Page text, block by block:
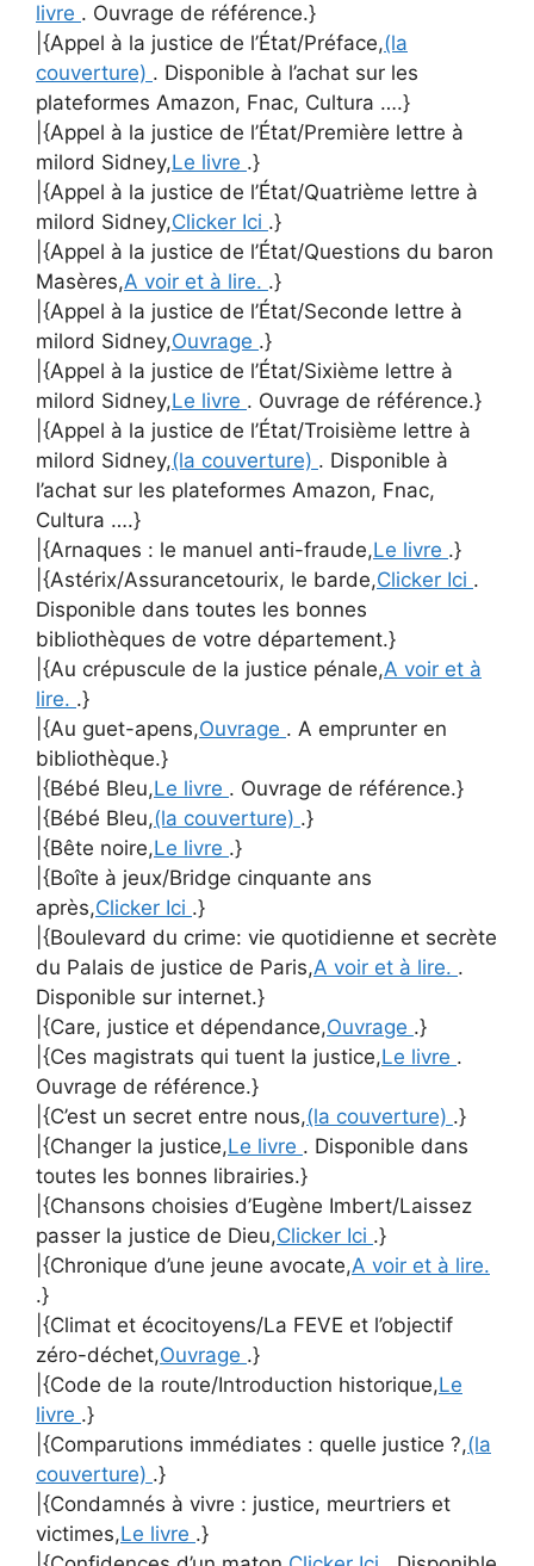
livre . Ouvrage de référence.}
|{Appel à la justice de l’État/Préface,(la
couverture) . Disponible à l’achat sur les
plateformes Amazon, Fnac, Cultura ….}
|{Appel à la justice de l’État/Première lettre à
milord Sidney,Le livre .}
|{Appel à la justice de l’État/Quatrième lettre à
milord Sidney,Clicker Ici .}
|{Appel à la justice de l’État/Questions du baron
Masères,A voir et à lire. .}
|{Appel à la justice de l’État/Seconde lettre à
milord Sidney,Ouvrage .}
|{Appel à la justice de l’État/Sixième lettre à
milord Sidney,Le livre . Ouvrage de référence.}
|{Appel à la justice de l’État/Troisième lettre à
milord Sidney,(la couverture) . Disponible à
l’achat sur les plateformes Amazon, Fnac,
Cultura ….}
|{Arnaques : le manuel anti-fraude,Le livre .}
|{Astérix/Assurancetourix, le barde,Clicker Ici .
Disponible dans toutes les bonnes
bibliothèques de votre département.}
|{Au crépuscule de la justice pénale,A voir et à
lire. .}
|{Au guet-apens,Ouvrage . A emprunter en
bibliothèque.}
|{Bébé Bleu,Le livre . Ouvrage de référence.}
|{Bébé Bleu,(la couverture) .}
|{Bête noire,Le livre .}
|{Boîte à jeux/Bridge cinquante ans
après,Clicker Ici .}
|{Boulevard du crime: vie quotidienne et secrète
du Palais de justice de Paris,A voir et à lire. .
Disponible sur internet.}
|{Care, justice et dépendance,Ouvrage .}
|{Ces magistrats qui tuent la justice,Le livre .
Ouvrage de référence.}
|{C’est un secret entre nous,(la couverture) .}
|{Changer la justice,Le livre . Disponible dans
toutes les bonnes librairies.}
|{Chansons choisies d’Eugène Imbert/Laissez
passer la justice de Dieu,Clicker Ici .}
|{Chronique d’une jeune avocate,A voir et à lire.
.}
|{Climat et écocitoyens/La FEVE et l’objectif
zéro-déchet,Ouvrage .}
|{Code de la route/Introduction historique,Le
livre .}
|{Comparutions immédiates : quelle justice ?,(la
couverture) .}
|{Condamnés à vivre : justice, meurtriers et
victimes,Le livre .}